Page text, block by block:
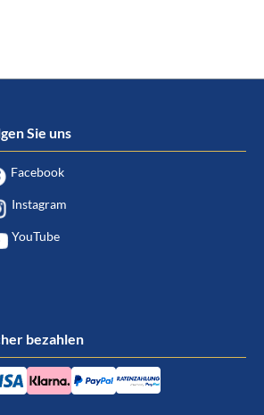
Sie uns
Facebook
Instagram
YouTube
bezahlen